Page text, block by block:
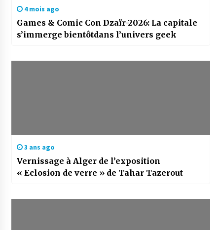
4 mois ago
Games & Comic Con Dzaïr-2026: La capitale
s’immerge bientôtdans l’univers geek
3 ans ago
Vernissage à Alger de l’exposition
« Eclosion de verre » de Tahar Tazerout